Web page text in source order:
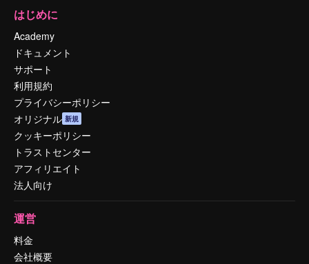
はじめに
Academy
ドキュメント
サポート
利用規約
プライバシーポリシー
オリジナル 新規
クッキーポリシー
トラストセンター
アフィリエイト
法人向け
運営
料金
会社概要